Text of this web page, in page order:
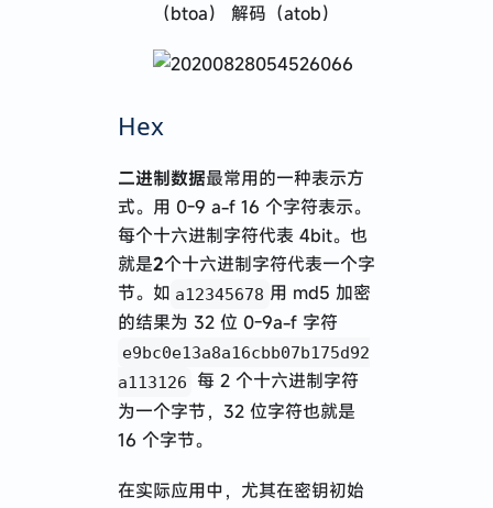
（btoa） 解码（atob）
Hex
二进制数据最常用的一种表示方
式。用 0-9 a-f 16 个字符表示。
每个十六进制字符代表 4bit。也
就是2个十六进制字符代表一个字
节。如 a12345678 用 md5 加密
的结果为 32 位 0-9a-f 字符
e9bc0e13a8a16cbb07b175d92
a113126
每 2 个十六进制字符
为一个字节，32 位字符也就是
16 个字节。
在实际应用中，尤其在密钥初始